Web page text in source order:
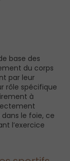
base des
du corps
par leur
rôle spécifique
à
le foie, ce
l’exercice